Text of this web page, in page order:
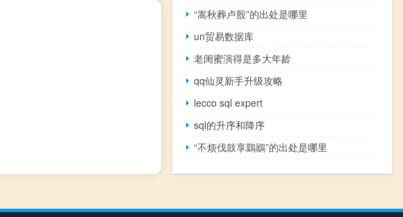
“嵩秋葬卢殷”的出处是哪里
un贸易数据库
老闺蜜演得是多大年龄
qq仙灵新手升级攻略
lecco sql expert
sql的升序和降序
“不烦伐鼓享鶢鶋”的出处是哪里